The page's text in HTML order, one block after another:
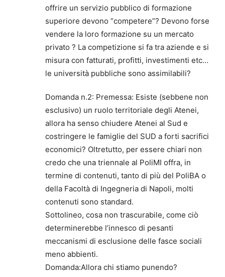
offrire un servizio pubblico di formazione
superiore devono “competere”? Devono forse
vendere la loro formazione su un mercato
privato ? La competizione si fa tra aziende e si
misura con fatturati, profitti, investimenti etc…
le università pubbliche sono assimilabili?
Domanda n.2: Premessa: Esiste (sebbene non
esclusivo) un ruolo territoriale degli Atenei,
allora ha senso chiudere Atenei al Sud e
costringere le famiglie del SUD a forti sacrifici
economici? Oltretutto, per essere chiari non
credo che una triennale al PoliMI offra, in
termine di contenuti, tanto di più del PoliBA o
della Facoltà di Ingegneria di Napoli, molti
contenuti sono standard.
Sottolineo, cosa non trascurabile, come ciò
determinerebbe l’innesco di pesanti
meccanismi di esclusione delle fasce sociali
meno abbienti.
Domanda:Allora chi stiamo punendo?